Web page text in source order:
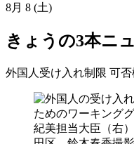
8月 8 (土)
きょうの3本ニ
外国人受け入れ制限 可